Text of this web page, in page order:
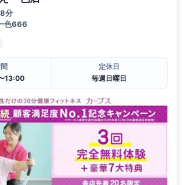
分
色666
13:00
定休日
毎週日曜日